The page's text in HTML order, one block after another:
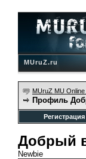
MUruZ.ru
MUruZ MU
Профиль
Регистрация
Добрый
Newbie